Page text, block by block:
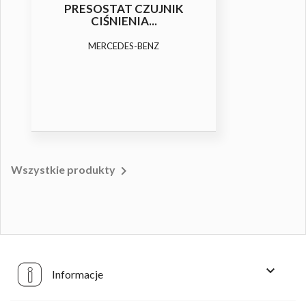
PRESOSTAT CZUJNIK
CIŚNIENIA...
MERCEDES-BENZ
Wszystkie produkty 
Informacje 